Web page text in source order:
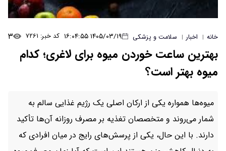
خانه | اخبار | سلامت و پزشکی ۱۴۰۵/۰۳/۱۹ ۱۶:۰۴:۵۵ کد خبر: ۷۲۶۱ ۳
بهترین ساعت خوردن میوه برای لاغری؛ کدام
میوه‌ بهتر است؟
میوه‌ها همواره یکی از ارکان اصلی یک رژیم غذایی سالم به
شمار می‌روند و متخصصان تغذیه بر مصرف روزانه آن‌ها تأکید
دارند. با این حال، یکی از پرسش‌های رایج در میان افرادی که